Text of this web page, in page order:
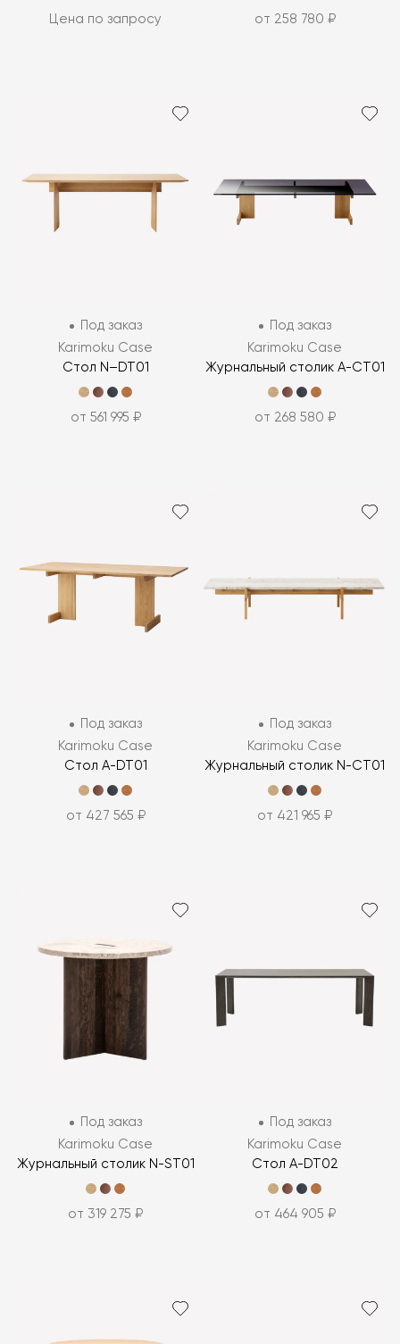
Цена по запросу от 258 780 ₽
Под заказ
Karimoku Case
Стол N–DT01
от 561 995 ₽
Под заказ
Karimoku Case
Журнальный столик A-CT01
от 268 580 ₽
Под заказ
Karimoku Case
Стол A-DT01
от 427 565 ₽
Под заказ
Karimoku Case
Журнальный столик N-CT01
от 421 965 ₽
Под заказ
Karimoku Case
Журнальный столик N-ST01
от 319 275 ₽
Под заказ
Karimoku Case
Стол A-DT02
от 464 905 ₽